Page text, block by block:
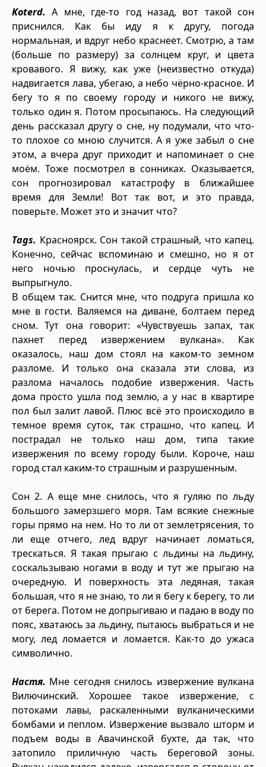
Koterd. А мне, где-то год назад, вот такой сон
приснился. Как бы иду я к другу, погода
нормальная, и вдруг небо краснеет. Смотрю, а там
(больше по размеру) за солнцем круг, и цвета
кровавого. Я вижу, как уже (неизвестно откуда)
надвигается лава, убегаю, а небо чёрно-красное. И
бегу то я по своему городу и никого не вижу,
только один я. Потом просыпаюсь. На следующий
день рассказал другу о сне, ну подумали, что что-
то плохое со мною случится. А я уже забыл о сне
этом, а вчера друг приходит и напоминает о сне
моём. Тоже посмотрел в сонниках. Оказывается,
сон прогнозировал катастрофу в ближайшее
время для Земли! Вот так вот, и это правда,
поверьте. Может это и значит что?
Tags. Красноярск. Сон такой страшный, что капец.
Конечно, сейчас вспоминаю и смешно, но я от
него ночью проснулась, и сердце чуть не
выпрыгнуло.
В общем так. Снится мне, что подруга пришла ко
мне в гости. Валяемся на диване, болтаем перед
сном. Тут она говорит: «Чувствуешь запах, так
пахнет перед извержением вулкана». Как
оказалось, наш дом стоял на каком-то земном
разломе. И только она сказала эти слова, из
разлома началось подобие извержения. Часть
дома просто ушла под землю, а у нас в квартире
пол был залит лавой. Плюс всё это происходило в
темное время суток, так страшно, что капец. И
пострадал не только наш дом, типа такие
извержения по всему городу были. Короче, наш
город стал каким-то страшным и разрушенным.
Сон 2. А еще мне снилось, что я гуляю по льду
большого замерзшего моря. Там всякие снежные
горы прямо на нем. Но то ли от землетрясения, то
ли еще отчего, лед вдруг начинает ломаться,
трескаться. Я такая прыгаю с льдины на льдину,
соскальзываю ногами в воду и тут же прыгаю на
очередную. И поверхность эта ледяная, такая
большая, что я не знаю, то ли я бегу к берегу, то ли
от берега. Потом не допрыгиваю и падаю в воду по
пояс, хватаюсь за льдину, пытаюсь выбраться и не
могу, лед ломается и ломается. Как-то до ужаса
символично.
Настя. Мне сегодня снилось извержение вулкана
Вилючинский. Хорошее такое извержение, с
потоками лавы, раскаленными вулканическими
бомбами и пеплом. Извержение вызвало шторм и
подъем воды в Авачинской бухте, да так, что
затопило приличную часть береговой зоны.